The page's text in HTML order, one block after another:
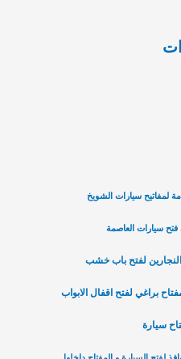
لمفاتيح سيارات الشويخ
سيارات العاصمة
النجارين لفتح باب خشب
براغي لفتح اقفال الابواب
سيارة